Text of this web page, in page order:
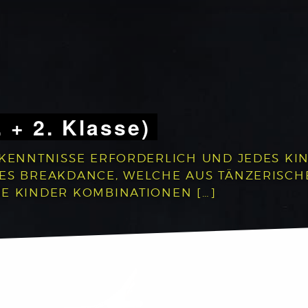
+ 2. Klasse)
ERFORDERLICH UND JEDES
BREAKDANCE, WELCHE AUS
KINDER KOMBINATIONEN […]